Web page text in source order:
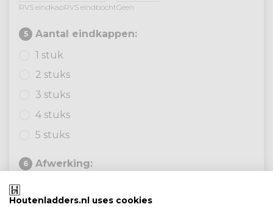
RVS eindkapRVS eindbochtGeen
5
Aantal eindkappen:
1 stuk
2 stuks
3 stuks
4 stuks
5 stuks
6 Afwerking:
Houtenladders.nl uses cookies